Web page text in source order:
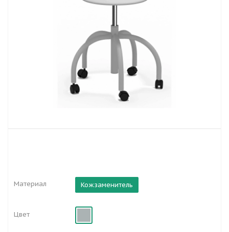
Материал Кожзаменитель
Цвет